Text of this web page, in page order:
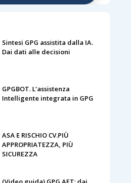
Sintesi GPG assistita dalla IA.
Dai dati alle decisioni
GPGBOT. L’assistenza
Intelligente integrata in GPG
ASA E RISCHIO CV.PIÙ
APPROPRIATEZZA, PIÙ
SICUREZZA